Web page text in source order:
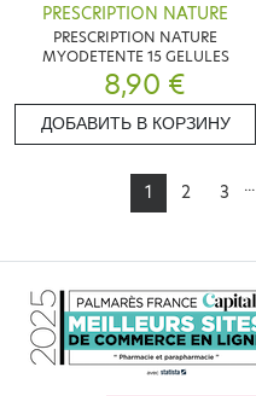
PRESCRIPTION NATURE
PRESCRIPTION NATURE
MYODETENTE 15 GELULES
8,90 €
ДОБАВИТЬ В КОРЗИНУ
1 2 3 ...